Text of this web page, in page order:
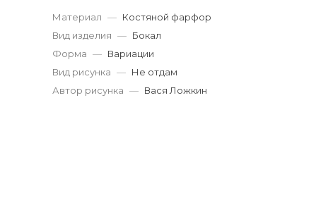
Материал — Костяной фарфор
Вид изделия — Бокал
Форма — Вариации
Вид рисунка — Не отдам
Автор рисунка — Вася Ложкин